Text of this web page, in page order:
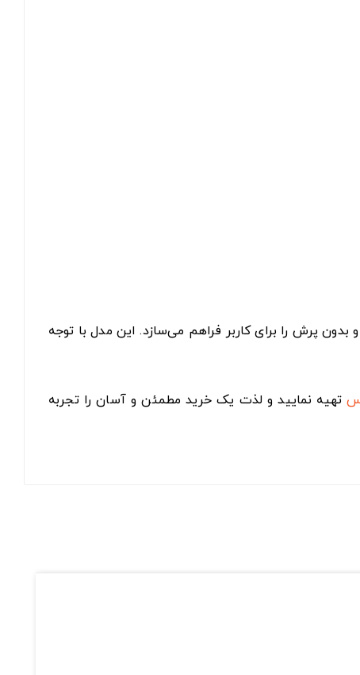
پرش را برای کاربر فراهم می‌سازد. این مدل با توجه
تهیه نمایید و لذت یک خرید مطمئن و آسان را تجربه